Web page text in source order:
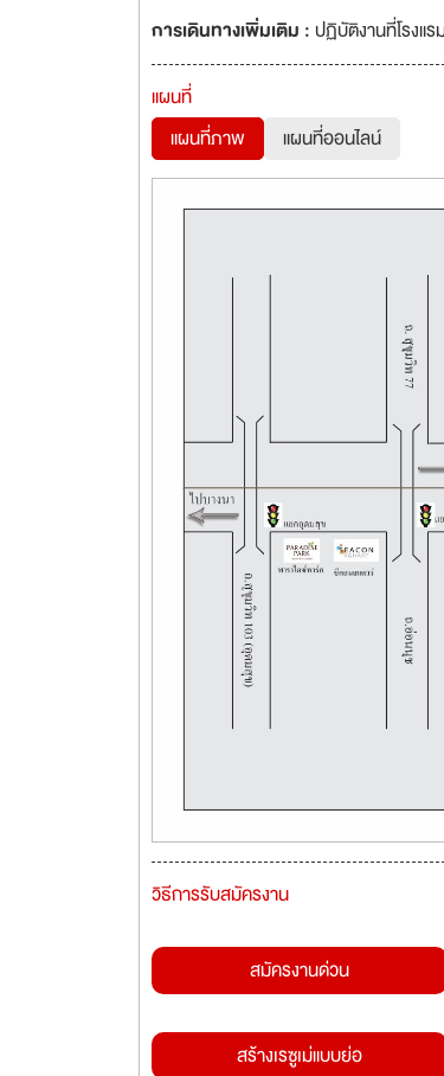
การเดินทางเพิ่มเติม :ปฏิบัติงานที่โรงแ
แผนที่
แผนที่ภาพ
แผนที่ออนไลน์
วิธีการรับสมัครงาน
สมัครงานด่วน
สร้างเรซูเม่แบบย่อ